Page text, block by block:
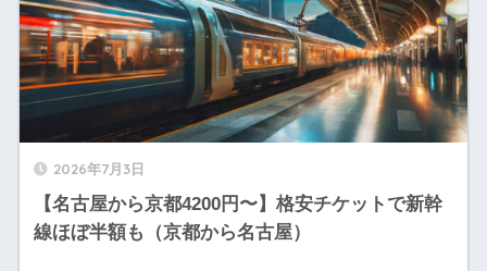
2026年7月3日
【名古屋から京都4200円〜】格安チケットで新幹
線ほぼ半額も（京都から名古屋）